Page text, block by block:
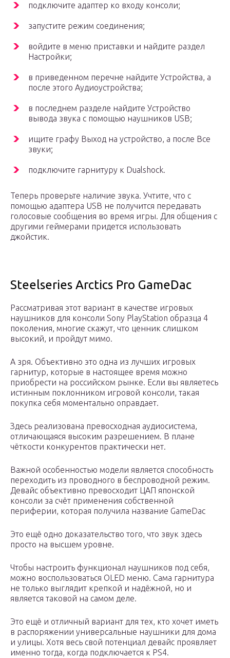
подключите адаптер ко входу консоли;
запустите режим соединения;
войдите в меню приставки и найдите раздел
Настройки;
в приведенном перечне найдите Устройства, а
после этого Аудиоустройства;
в последнем разделе найдите Устройство
вывода звука с помощью наушников USB;
ищите графу Выход на устройство, а после Все
звуки;
подключите гарнитуру к Dualshock.
Теперь проверьте наличие звука. Учтите, что с
помощью адаптера USB не получится передавать
голосовые сообщения во время игры. Для общения с
другими геймерами придется использовать
джойстик.
Steelseries Arctics Pro GameDac
Рассматривая этот вариант в качестве игровых
наушников для консоли Sony PlayStation образца 4
поколения, многие скажут, что ценник слишком
высокий, и пройдут мимо.
А зря. Объективно это одна из лучших игровых
гарнитур, которые в настоящее время можно
приобрести на российском рынке. Если вы являетесь
истинным поклонником игровой консоли, такая
покупка себя моментально оправдает.
Здесь реализована превосходная аудиосистема,
отличающаяся высоким разрешением. В плане
чёткости конкурентов практически нет.
Важной особенностью модели является способность
переходить из проводного в беспроводной режим.
Девайс объективно превосходит ЦАП японской
консоли за счёт применения собственной
периферии, которая получила название GameDac
Это ещё одно доказательство того, что звук здесь
просто на высшем уровне.
Чтобы настроить функционал наушников под себя,
можно воспользоваться OLED меню. Сама гарнитура
не только выглядит крепкой и надёжной, но и
является таковой на самом деле.
Это ещё и отличный вариант для тех, кто хочет иметь
в распоряжении универсальные наушники для дома
и улицы. Хотя весь свой потенциал девайс проявляет
именно тогда, когда подключается к PS4.